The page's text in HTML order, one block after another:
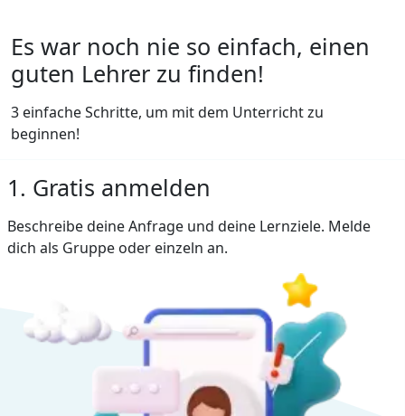
Es war noch nie so einfach, einen
guten Lehrer zu finden!
3 einfache Schritte, um mit dem Unterricht zu
beginnen!
1. Gratis anmelden
Beschreibe deine Anfrage und deine Lernziele. Melde
dich als Gruppe oder einzeln an.